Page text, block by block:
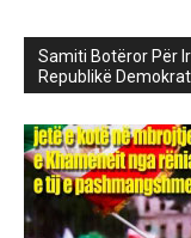
Samiti Botëror Për
Republikë